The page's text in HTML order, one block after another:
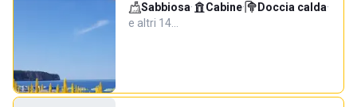
Sabbiosa· Cabine· Doccia calda·
e altri 14…